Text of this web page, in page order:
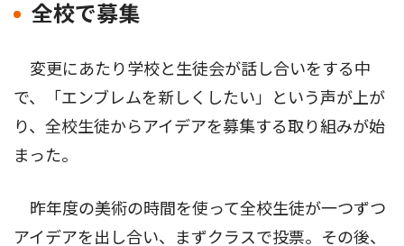
全校で募集
変更にあたり学校と生徒会が話し合いをする中
で、「エンブレムを新しくしたい」という声が上が
り、全校生徒からアイデアを募集する取り組みが始
まった。
昨年度の美術の時間を使って全校生徒が一つずつ
アイデアを出し合い、まずクラスで投票。その後、